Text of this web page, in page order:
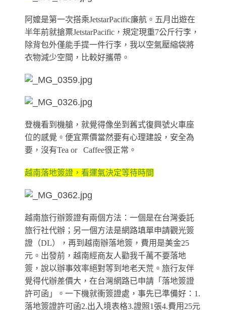
阿嬤是第一次搭乘JetstarPacific廉航。五月出遊在
半年前就搶票JetstarPacific，規定現重7公斤行李，
除背包外僅能手提一件行李，我以空氣壓縮袋將
衣物減少空間，比較好攜帶。
登機看到機艙，就覺得像坐到舊式復興號火車座
位的感覺。便宜票價當然要有心理建設，安全為
要，沒有Tea or Caffee很正常。
越南落地簽證，看運氣決定等待時間
越南旅行辦簽證有兩個方法：一個是在台灣委託
旅行社代辦；另一個方法是網路填單申請觀光簽
證（DL），再到越南辦落地簽，費用是美金25
元。出發前，越南經商友人勸我千萬不要落地
簽，說以辦事效率絕對等到地老天荒。旅行友伴
覺得代辦差價大，在台灣網路已申請「落地簽證
許可函」。一下機就衝簽證處，事先已準備好： 1.
落地簽證許可函2.出入境表格3.證照1張4.費用25元